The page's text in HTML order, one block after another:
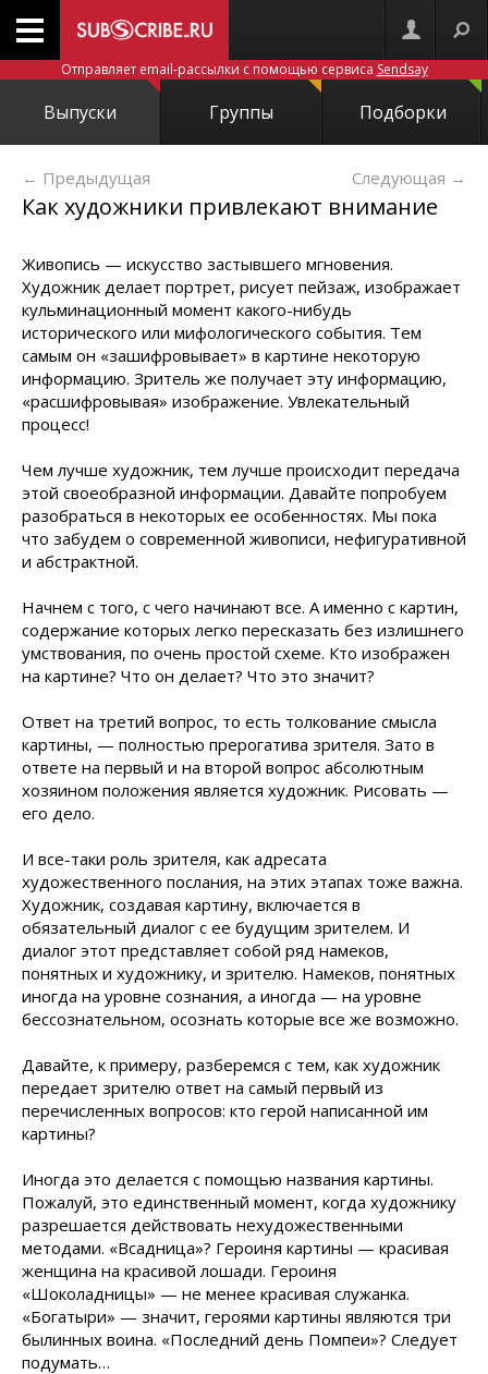
Отправляет email-рассылки с помощью сервиса Sendsay
Выпуски Группы Подборки
← Предыдущая Следующая →
Как художники привлекают внимание
Живопись — искусство застывшего мгновения.
Художник делает портрет, рисует пейзаж, изображает
кульминационный момент какого-нибудь
исторического или мифологического события. Тем
самым он «зашифровывает» в картине некоторую
информацию. Зритель же получает эту информацию,
«расшифровывая» изображение. Увлекательный
процесс!
Чем лучше художник, тем лучше происходит передача
этой своеобразной информации. Давайте попробуем
разобраться в некоторых ее особенностях. Мы пока
что забудем о современной живописи, нефигуративной
и абстрактной.
Начнем с того, с чего начинают все. А именно с картин,
содержание которых легко пересказать без излишнего
умствования, по очень простой схеме. Кто изображен
на картине? Что он делает? Что это значит?
Ответ на третий вопрос, то есть толкование смысла
картины, — полностью прерогатива зрителя. Зато в
ответе на первый и на второй вопрос абсолютным
хозяином положения является художник. Рисовать —
его дело.
И все-таки роль зрителя, как адресата
художественного послания, на этих этапах тоже важна.
Художник, создавая картину, включается в
обязательный диалог с ее будущим зрителем. И
диалог этот представляет собой ряд намеков,
понятных и художнику, и зрителю. Намеков, понятных
иногда на уровне сознания, а иногда — на уровне
бессознательном, осознать которые все же возможно.
Давайте, к примеру, разберемся с тем, как художник
передает зрителю ответ на самый первый из
перечисленных вопросов: кто герой написанной им
картины?
Иногда это делается с помощью названия картины.
Пожалуй, это единственный момент, когда художнику
разрешается действовать нехудожественными
методами. «Всадница»? Героиня картины — красивая
женщина на красивой лошади. Героиня
«Шоколадницы» — не менее красивая служанка.
«Богатыри» — значит, героями картины являются три
былинных воина. «Последний день Помпеи»? Следует
подумать…